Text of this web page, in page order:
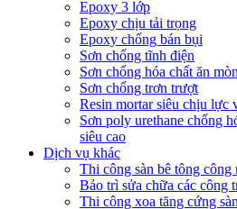
Epoxy 3 lớp
Epoxy chịu tải trọng
Epoxy chống bán bụi
Sơn chống tĩnh điện
Sơn chống hóa chất ăn mòn
Sơn chống trơn trượt
Resin mortar siêu chịu lực
Sơn poly urethane chống
siêu cao
Dịch vụ khác
Thi công sàn bê tông công
Bảo trì sửa chữa các công
Thi công xoa tăng cứng